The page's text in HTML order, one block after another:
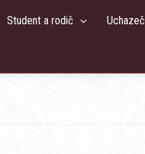
Student a rodič Uchazeč